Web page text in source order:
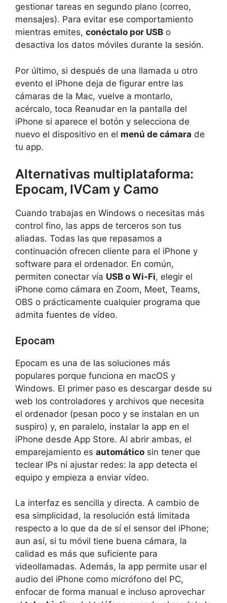
gestionar tareas en segundo plano (correo,
mensajes). Para evitar ese comportamiento
mientras emites, conéctalo por USB o
desactiva los datos móviles durante la sesión.
Por último, si después de una llamada u otro
evento el iPhone deja de figurar entre las
cámaras de la Mac, vuelve a montarlo,
acércalo, toca Reanudar en la pantalla del
iPhone si aparece el botón y selecciona de
nuevo el dispositivo en el menú de cámara de
tu app.
Alternativas multiplataforma:
Epocam, IVCam y Camo
Cuando trabajas en Windows o necesitas más
control fino, las apps de terceros son tus
aliadas. Todas las que repasamos a
continuación ofrecen cliente para el iPhone y
software para el ordenador. En común,
permiten conectar vía USB o Wi‑Fi, elegir el
iPhone como cámara en Zoom, Meet, Teams,
OBS o prácticamente cualquier programa que
admita fuentes de vídeo.
Epocam
Epocam es una de las soluciones más
populares porque funciona en macOS y
Windows. El primer paso es descargar desde su
web los controladores y archivos que necesita
el ordenador (pesan poco y se instalan en un
suspiro) y, en paralelo, instalar la app en el
iPhone desde App Store. Al abrir ambas, el
emparejamiento es automático sin tener que
teclear IPs ni ajustar redes: la app detecta el
equipo y empieza a enviar vídeo.
La interfaz es sencilla y directa. A cambio de
esa simplicidad, la resolución está limitada
respecto a lo que da de sí el sensor del iPhone;
aun así, si tu móvil tiene buena cámara, la
calidad es más que suficiente para
videollamadas. Además, la app permite usar el
audio del iPhone como micrófono del PC,
enfocar de forma manual e incluso aprovechar